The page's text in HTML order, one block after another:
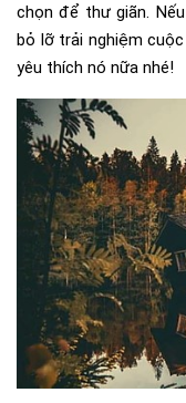
chọn để thư giãn.
bỏ lỡ trải nghiệm
yêu thích nó nữa nhé!